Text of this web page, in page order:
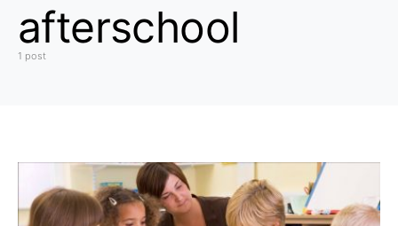
afterschool
1 post